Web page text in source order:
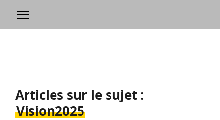
Articles sur le sujet :
Vision2025